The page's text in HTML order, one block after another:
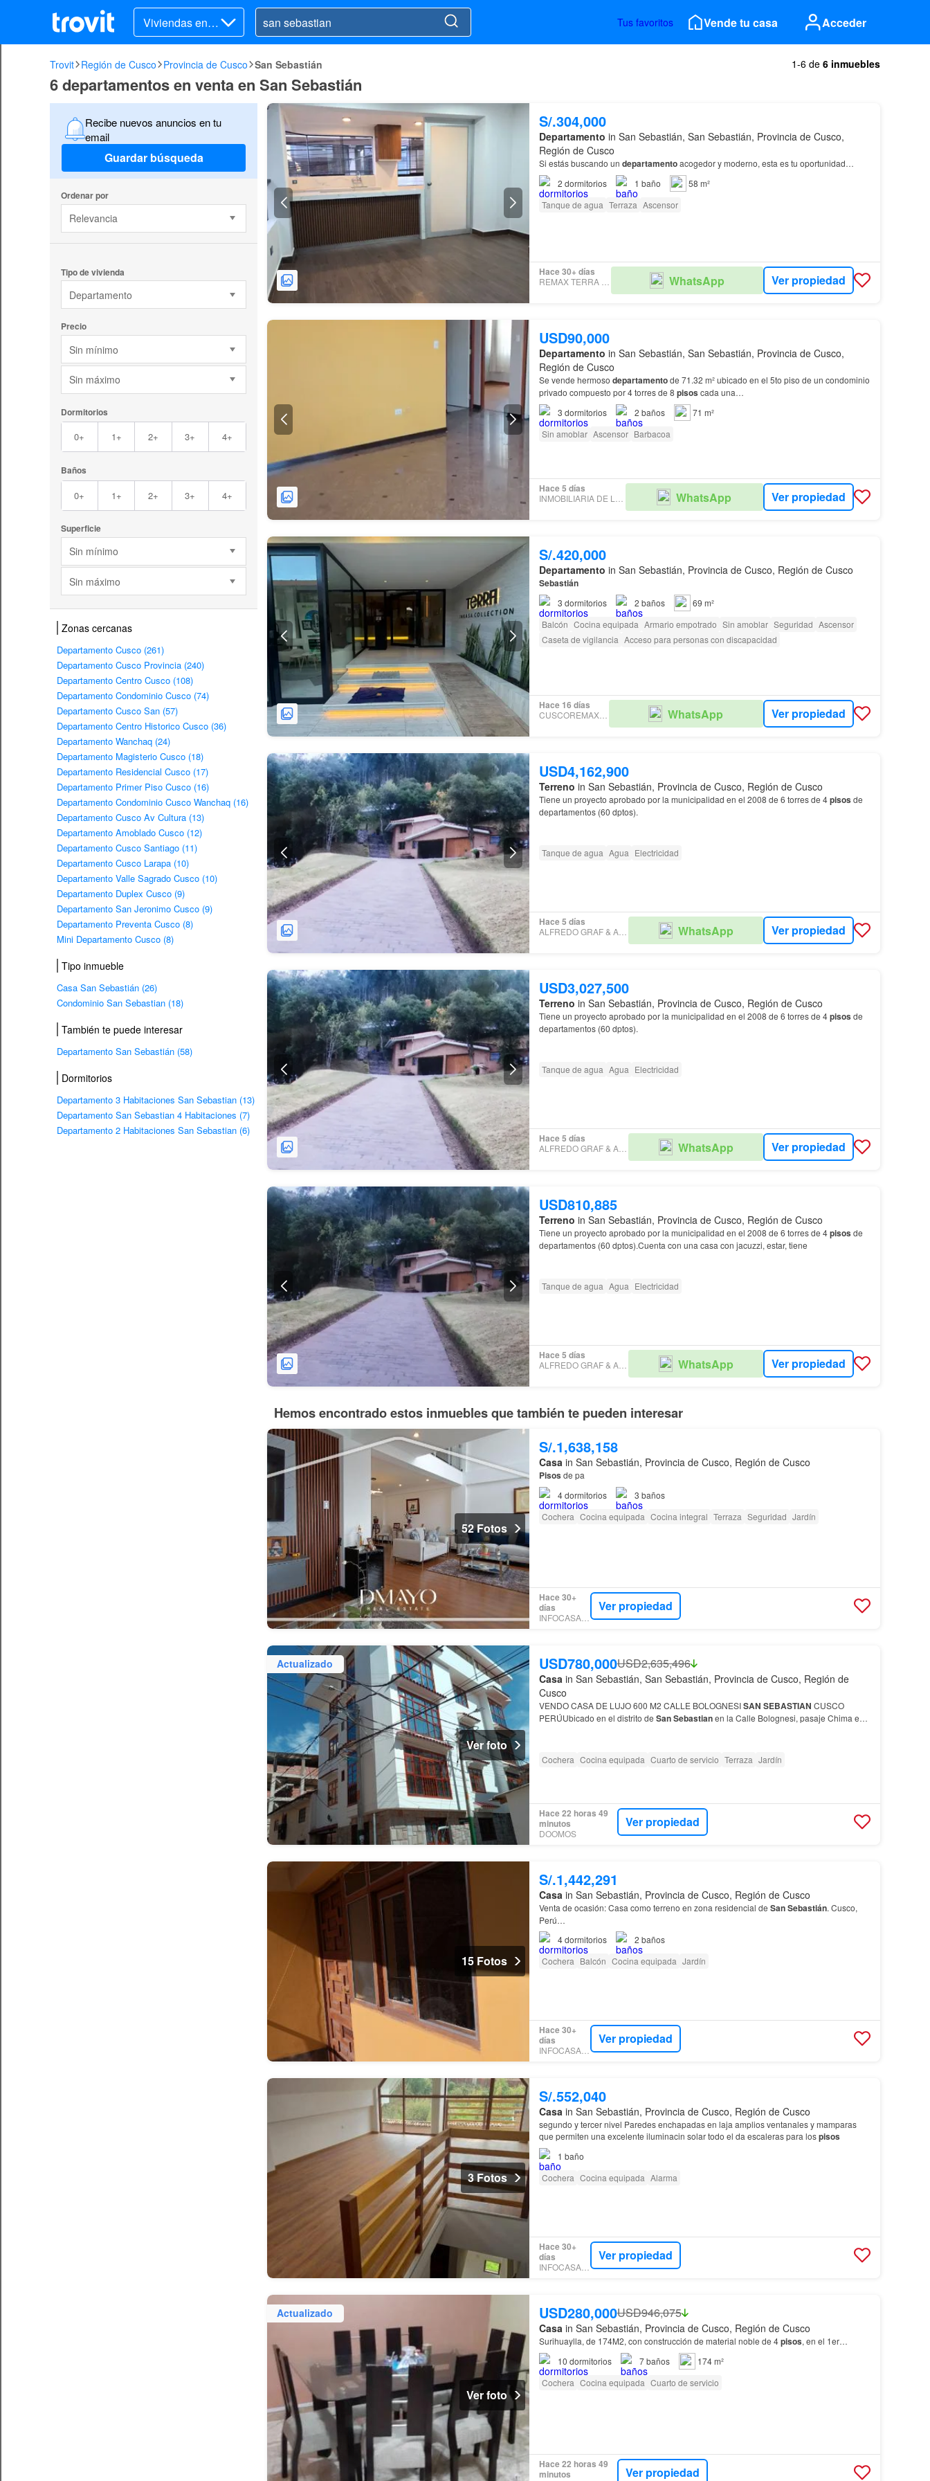
Viviendas en v
enta
Tus favoritos Vende tu casa Acceder
Trovit Región de Cusco Provincia de Cusco San Sebastián 1-6 de 6 inmuebles
6 departamentos en venta en San Sebastián
Recibe nuevos anuncios en tu
email
Guardar búsqueda
Ordenar por
Relevancia
Tipo de vivienda
Departamento
Precio
Sin mínimo
Sin máximo
Dormitorios
0+ 1+ 2+ 3+ 4+
Baños
0+ 1+ 2+ 3+ 4+
Superficie
Sin mínimo
Sin máximo
Zonas cercanas
Departamento Cusco (261)
Departamento Cusco Provincia (240)
Departamento Centro Cusco (108)
Departamento Condominio Cusco (74)
Departamento Cusco San (57)
Departamento Centro Historico Cusco (36)
Departamento Wanchaq (24)
Departamento Magisterio Cusco (18)
Departamento Residencial Cusco (17)
Departamento Primer Piso Cusco (16)
Departamento Condominio Cusco Wanchaq (16)
Departamento Cusco Av Cultura (13)
Departamento Amoblado Cusco (12)
Departamento Cusco Santiago (11)
Departamento Cusco Larapa (10)
Departamento Valle Sagrado Cusco (10)
Departamento Duplex Cusco (9)
Departamento San Jeronimo Cusco (9)
Departamento Preventa Cusco (8)
Mini Departamento Cusco (8)
Tipo inmueble
Casa San Sebastián (26)
Condominio San Sebastian (18)
También te puede interesar
Departamento San Sebastián (58)
Dormitorios
Departamento 3 Habitaciones San Sebastian (13)
Departamento San Sebastian 4 Habitaciones (7)
Departamento 2 Habitaciones San Sebastian (6)
S/.304,000
Departamento in San Sebastián, San Sebastián, Provincia de Cusco,
Región de Cusco
Si estás buscando un departamentoacogedor y moderno, esta es tu oportunidad…
2 dormitorios 1 baño
58 m²
Tanque de agua Terraza Ascensor
Hace 30+ días
REMAX TERRA CUSCO WhatsApp Ver propiedad
USD90,000
Departamento in San Sebastián, San Sebastián, Provincia de Cusco,
Región de Cusco
Se vende hermoso departamentode 71.32 m² ubicado en el 5to piso de un condominio
privado compuesto por 4 torres de 8 pisos cada una…
3 dormitorios 2 baños
71 m²
Sin amoblar Ascensor Barbacoa
Hace 5 días
INMOBILIARIA DE LA FUENTE WhatsApp Ver propiedad
S/.420,000
Departamento in San Sebastián, Provincia de Cusco, Región de Cusco
Sebastián
3 dormitorios 2 baños
69 m²
Balcón Cocina equipada Armario empotrado Sin amoblar Seguridad Ascensor
Caseta de vigilancia Acceso para personas con discapacidad
Hace 16 días
CUSCOREMAXTERRA WhatsApp Ver propiedad
USD4,162,900
Terreno in San Sebastián, Provincia de Cusco, Región de Cusco
Tiene un proyecto aprobado por la municipalidad en el 2008 de 6 torres de 4pisos de
departamentos (60 dptos).
Tanque de agua Agua Electricidad
Hace 5 días
ALFREDO GRAF & ASOCIADOS WhatsApp Ver propiedad
USD3,027,500
Terreno in San Sebastián, Provincia de Cusco, Región de Cusco
Tiene un proyecto aprobado por la municipalidad en el 2008 de 6 torres de 4pisos de
departamentos (60 dptos).
Tanque de agua Agua Electricidad
Hace 5 días
ALFREDO GRAF & ASOCIADOS WhatsApp Ver propiedad
USD810,885
Terreno in San Sebastián, Provincia de Cusco, Región de Cusco
Tiene un proyecto aprobado por la municipalidad en el 2008 de 6 torres de 4pisos de
departamentos (60 dptos).Cuenta con una casa con jacuzzi, estar, tiene
Tanque de agua Agua Electricidad
Hace 5 días
ALFREDO GRAF & ASOCIADOS WhatsApp Ver propiedad
Hemos encontrado estos inmuebles que también te pueden interesar
52 Fotos
S/.1,638,158
Casa in San Sebastián, Provincia de Cusco, Región de Cusco
Pisos de pa
4dormitorios 3 baños
Cochera Cocina equipada Cocina integral Terraza Seguridad Jardín
Hace 30+
días
INFOCASAS.PE
Ver propiedad
Actualizado
Ver foto
USD780,000USD2,635,496
Casa in San Sebastián, San Sebastián, Provincia de Cusco, Región de
Cusco
VENDO CASA DE LUJO 600 M2 CALLE BOLOGNESISAN SEBASTIAN CUSCO
PERÚUbicado en el distrito de SanSebastianen la Calle Bolognesi, pasaje Chima en
Cochera Cocina equipada Cuarto de servicio Terraza Jardín
Hace 22 horas 49
minutos
DOOMOS
Ver propiedad
15 Fotos
S/.1,442,291
Casa in San Sebastián, Provincia de Cusco, Región de Cusco
Venta de ocasión: Casa como terreno en zona residencial de SanSebastián. Cusco,
Perú…
4dormitorios 2 baños
Cochera Balcón Cocina equipada Jardín
Hace 30+
días
INFOCASAS.PE
Ver propiedad
3 Fotos
S/.552,040
Casa in San Sebastián, Provincia de Cusco, Región de Cusco
segundo y tercer nivel Paredes enchapadas en laja amplios ventanales y mamparas
que permiten una excelente iluminacin solar todo el da escaleras para lospisos
1 baño
Cochera Cocina equipada Alarma
Hace 30+
días
INFOCASAS.PE
Ver propiedad
Actualizado
Ver foto
USD280,000USD946,075
Casa in San Sebastián, Provincia de Cusco, Región de Cusco
Surihuaylla, de 174M2, con construcción de material noble de 4pisos, en el 1er…
10 dormitorios 7baños
174 m²
Cochera Cocina equipada Cuarto de servicio
Hace 22 horas 49
minutos
Ver propiedad